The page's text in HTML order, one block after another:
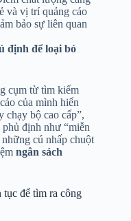
và vị trí quảng cáo
bảo sự liên quan
định để loại bỏ
cụm từ tìm kiếm
của mình hiển
chạy bộ cao cấp”,
định như “miễn
những cú nhấp chuột
ngân sách
để tìm ra công